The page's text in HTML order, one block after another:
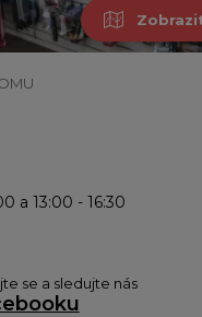
a 13:00 - 16:30
se a sledujte nás